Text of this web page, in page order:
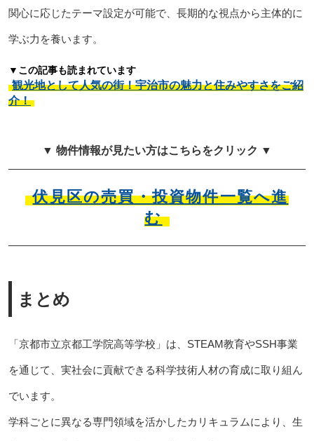
関心に応じたテーマ設定が可能で、長期的な視点から主体的に
学ぶ力を養います。
▼この記事も読まれています
観光地として人気の街！宇治市の魅力と住みやすさをご紹
介！
▼ 物件情報が見たい方はこちらをクリック ▼
伏見区の売買・投資物件一覧へ進
む
まとめ
「京都市立京都工学院高等学校」は、STEAM教育やSSH事業
を通じて、実社会に貢献できる科学技術人材の育成に取り組ん
でいます。
学科ごとに異なる専門領域を活かしたカリキュラムにより、生